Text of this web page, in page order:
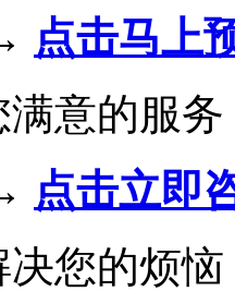
点击马上
意的服务
点击立即
您的烦恼